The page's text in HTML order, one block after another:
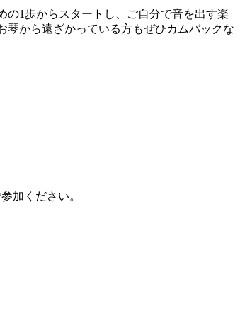
1歩からスタートし、ご自分で音を出す楽
琴から遠ざかっている方もぜひカムバックな
加ください。